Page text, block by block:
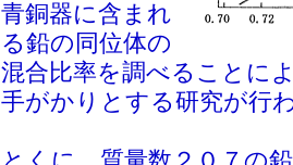
青銅器に含まれ
る鉛の同位体の
混合比率を調べることに
手がかりとする研究が行